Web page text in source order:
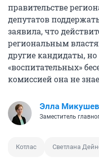
правительстве
депутатов
заявила, что
региональным
другие кандидаты,
«воспитательных»
комиссией она не
Элла
Заместитель
Котлас Светлана